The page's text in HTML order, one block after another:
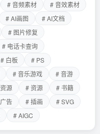
# 音频素材
# 音效素材
# AI画图
# AI文档
# 图片修复
# 电话卡查询
# 白板
# PS
# 音乐游戏
# 音游
源 # 资源
# 书籍
告 # 插画
# SVG
# AIGC